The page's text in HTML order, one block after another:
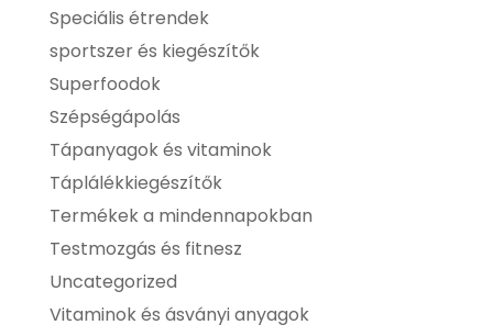
Speciális étrendek
sportszer és kiegészítők
Superfoodok
Szépségápolás
Tápanyagok és vitaminok
Táplálékkiegészítők
Termékek a mindennapokban
Testmozgás és fitnesz
Uncategorized
Vitaminok és ásványi anyagok